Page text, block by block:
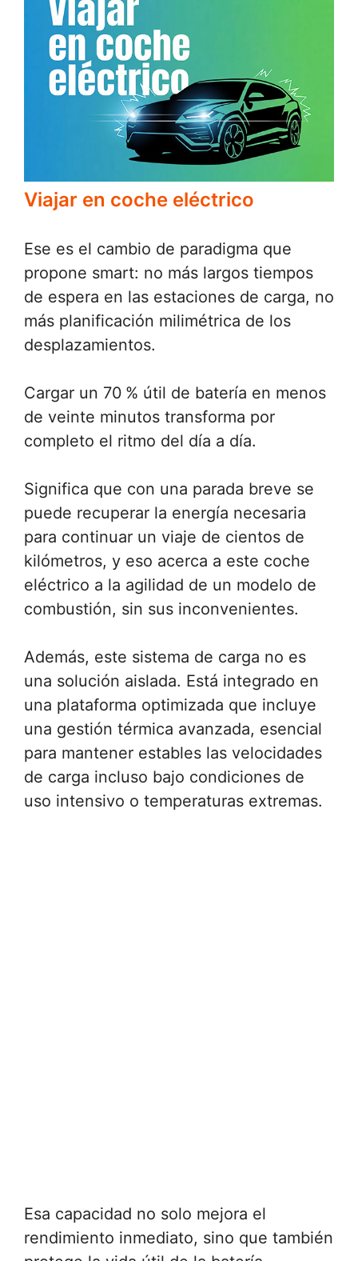
Viajar en coche eléctrico
Ese es el cambio de paradigma que
propone smart: no más largos tiempos
de espera en las estaciones de carga, no
más planificación milimétrica de los
desplazamientos.
Cargar un 70 % útil de batería en menos
de veinte minutos transforma por
completo el ritmo del día a día.
Significa que con una parada breve se
puede recuperar la energía necesaria
para continuar un viaje de cientos de
kilómetros, y eso acerca a este coche
eléctrico a la agilidad de un modelo de
combustión, sin sus inconvenientes.
Además, este sistema de carga no es
una solución aislada. Está integrado en
una plataforma optimizada que incluye
una gestión térmica avanzada, esencial
para mantener estables las velocidades
de carga incluso bajo condiciones de
uso intensivo o temperaturas extremas.
Esa capacidad no solo mejora el
rendimiento inmediato, sino que también